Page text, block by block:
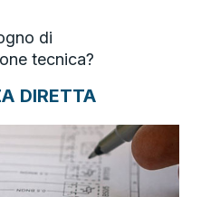
di
tecnica?
DIRETTA